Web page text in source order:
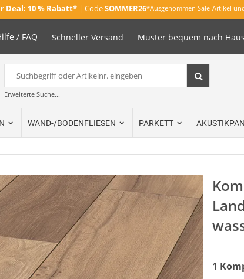
Deal: 10 % Rabatt*| CodeSOMMER26*Ausgenommen Sale-Artikel
/ FAQ Schneller Versand Muster bequem nach
Suche
Suche
Erweiterte Suche...
WAND-/BODENFLIESEN PARKETT
1